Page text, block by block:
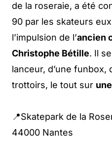
de la roseraie, a été
90 par les skateurs
l’impulsion de l’ancien
Christophe Bétille. Il
lanceur, d’une funbox,
trottoirs, le tout sur
📍Skatepark de la
44000 Nantes